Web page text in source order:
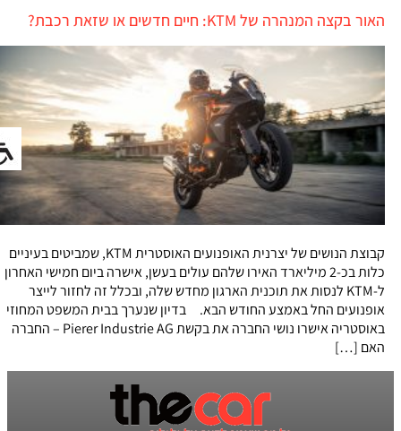
האור בקצה המנהרה של KTM: חיים חדשים או שזאת רכבת?
קבוצת הנושים של יצרנית האופנועים האוסטרית KTM, שמביטים בעיניים
כלות בכ-2 מיליארד האירו שלהם עולים בעשן, אישרה ביום חמישי האחרון
ל-KTM לנסות את תוכנית הארגון מחדש שלה, ובכלל זה לחזור לייצר
אופנועים החל באמצע החודש הבא. בדיון שנערך בבית המשפט המחוזי
באוסטריה אישרו נושי החברה את בקשת Pierer Industrie AG – החברה
האם […]